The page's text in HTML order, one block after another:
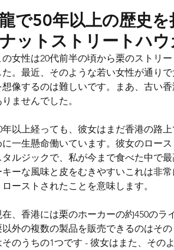
で50年以上の歴史
ットストリートハウ
の女性は20代前半の頃から栗のストリ
た。最近、そのような若い女性が通り
想像するのは難しいです。まあ、古い
りませんでした。
年以上経っても、彼女はまだ香港の路
に一生懸命働いています。彼女のロー
タルジックで、私が今まで食べた中で
キーな風味と皮をむきやすいこれは非
ローストされたことを意味します。
在、香港には栗のホーカーの約450のラ
以外の複数の製品を販売できるのはそ
そのうちの1つです - 彼女はまた、その